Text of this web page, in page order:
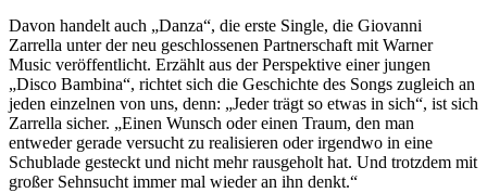
Davon handelt auch „Danza“, die erste Single, die Giovanni
Zarrella unter der neu geschlossenen Partnerschaft mit Warner
Music veröffentlicht. Erzählt aus der Perspektive einer jungen
„Disco Bambina“, richtet sich die Geschichte des Songs zugleich an
jeden einzelnen von uns, denn: „Jeder trägt so etwas in sich“, ist sich
Zarrella sicher. „Einen Wunsch oder einen Traum, den man
entweder gerade versucht zu realisieren oder irgendwo in eine
Schublade gesteckt und nicht mehr rausgeholt hat. Und trotzdem mit
großer Sehnsucht immer mal wieder an ihn denkt.“